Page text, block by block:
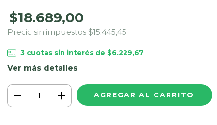
$18.689,00
Precio sin impuestos $15.445,45
3 cuotas sin interés de $6.229,67
Ver más detalles